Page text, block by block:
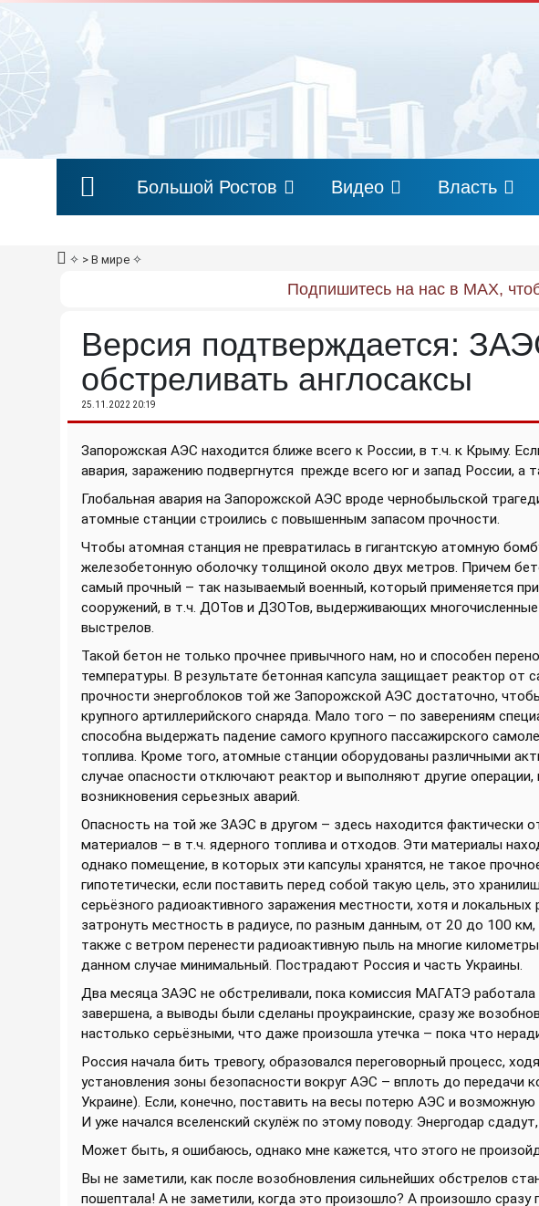
Большой Ростов Видео Власть
✧ > В мире ✧
Подпишитесь на нас в MAX,
Версия подтверждается:
обстреливать англосаксы
25.11.2022 20:19
Запорожская АЭС находится ближе всего к России, в т.ч. к Крыму.
авария, заражению подвергнутся прежде всего юг и запад России, а
Глобальная авария на Запорожской АЭС вроде чернобыльской
атомные станции строились с повышенным запасом прочности.
Чтобы атомная станция не превратилась в гигантскую атомную
железобетонную оболочку толщиной около двух метров. Причем
самый прочный – так называемый военный, который применяется
сооружений, в т.ч. ДОТов и ДЗОТов, выдерживающих
выстрелов.
Такой бетон не только прочнее привычного нам, но и способен
температуры. В результате бетонная капсула защищает реактор от
прочности энергоблоков той же Запорожской АЭС достаточно,
крупного артиллерийского снаряда. Мало того – по заверениям
способна выдержать падение самого крупного пассажирского
топлива. Кроме того, атомные станции оборудованы различными
случае опасности отключают реактор и выполняют другие
возникновения серьезных аварий.
Опасность на той же ЗАЭС в другом – здесь находится фактически
материалов – в т.ч. ядерного топлива и отходов. Эти материалы
однако помещение, в которых эти капсулы хранятся, не такое
гипотетически, если поставить перед собой такую цель, это
серьёзного радиоактивного заражения местности, хотя и
затронуть местность в радиусе, по разным данным, от 20 до 100
также с ветром перенести радиоактивную пыль на многие
данном случае минимальный. Пострадают Россия и часть Украины.
Два месяца ЗАЭС не обстреливали, пока комиссия МАГАТЭ работала
завершена, а выводы были сделаны проукраинские, сразу же
настолько серьёзными, что даже произошла утечка – пока что
Россия начала бить тревогу, образовался переговорный процесс,
установления зоны безопасности вокруг АЭС – вплоть до передачи
Украине). Если, конечно, поставить на весы потерю АЭС и
И уже начался вселенский скулёж по этому поводу: Энергодар
Может быть, я ошибаюсь, однако мне кажется, что этого не
Вы не заметили, как после возобновления сильнейших обстрелов
пошептала! А не заметили, когда это произошло? А произошло сразу